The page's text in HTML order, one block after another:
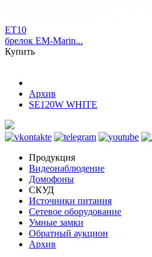
ET10
брелок EM-Marin...
Купить
Архив
SE120W WHITE
Продукция
Видеонаблюдение
Домофоны
СКУД
Источники питания
Сетевое оборудование
Умные замки
Обратный аукцион
Архив